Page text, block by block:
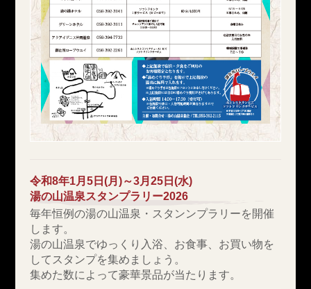
令和8年1月5日(月)～3月25日(水)
湯の山温泉スタンプラリー2026
毎年恒例の湯の山温泉・スタンンプラリーを開催
します。
湯の山温泉でゆっくり入浴、お食事、お買い物を
してスタンプを集めましょう。
集めた数によって豪華景品が当たります。